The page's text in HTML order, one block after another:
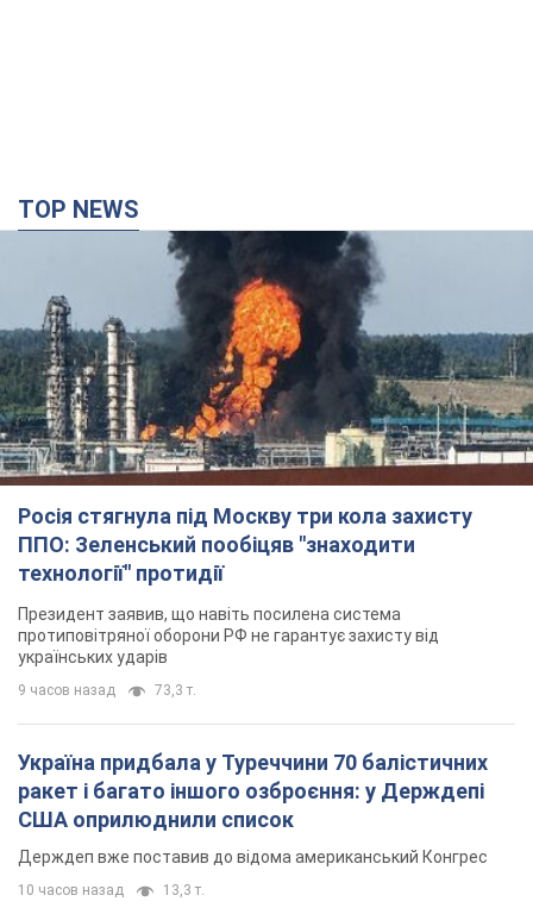
Росія стягнула під Москву три кола захисту
ППО: Зеленський пообіцяв "знаходити
технології" протидії
Президент заявив, що навіть посилена система
протиповітряної оборони РФ не гарантує захисту від
українських ударів
9 часов назад 73,3 т.
Україна придбала у Туреччини 70 балістичних
ракет і багато іншого озброєння: у Держдепі
США оприлюднили список
Держдеп вже поставив до відома американський Конгрес
10 часов назад 13,3 т.
"Нас почули на одне вухо": у містах України 24-й
день поспіль тривають мітинги на підтримку
Федорова. Фото і відео
Антиурядові виступи з вимогою повернути Федорова досі